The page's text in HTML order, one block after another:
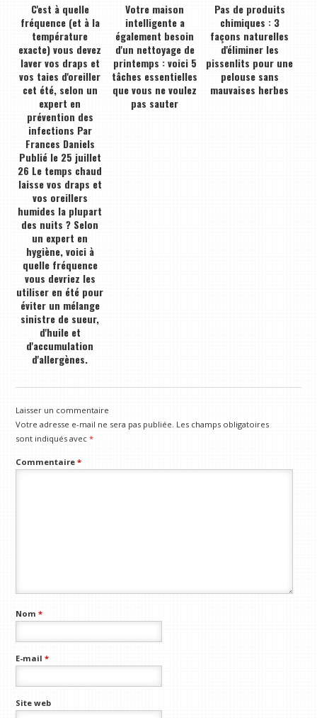
C'est à quelle
fréquence (et à la
température
exacte) vous devez
laver vos draps et
vos taies d'oreiller
cet été, selon un
expert en
prévention des
infections Par
Frances Daniels
Publié le 25 juillet
26 Le temps chaud
laisse vos draps et
vos oreillers
humides la plupart
des nuits ? Selon
un expert en
hygiène, voici à
quelle fréquence
vous devriez les
utiliser en été pour
éviter un mélange
sinistre de sueur,
d'huile et
d'accumulation
d'allergènes.
Votre maison
intelligente a
également besoin
d'un nettoyage de
printemps : voici 5
tâches essentielles
que vous ne voulez
pas sauter
Pas de produits
chimiques : 3
façons naturelles
d'éliminer les
pissenlits pour une
pelouse sans
mauvaises herbes
Laisser un commentaire
Votre adresse e-mail ne sera pas publiée. Les champs obligatoires
sont indiqués avec*
Commentaire*
Nom*
E-mail*
Site web